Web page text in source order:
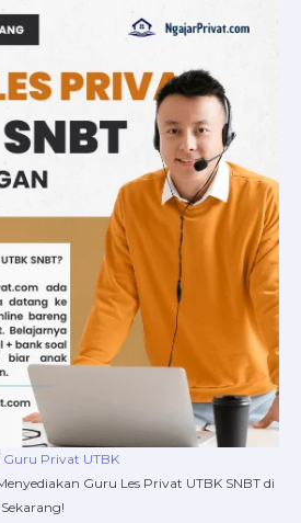
Guru Privat UTBK
Guru Les Privat UTBK SNBT di
Price
range:
through